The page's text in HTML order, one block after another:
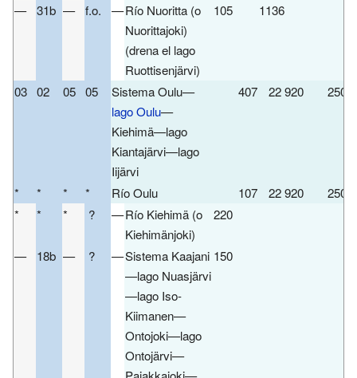
— 31b — f.o. —Río Nuoritta (o
Nuorittajoki)
(drena el lago
Ruottisenjärvi)
105 1136
03 02 05 05
Sistema Oulu—
lago Oulu—
Kiehimä—lago
Kiantajärvi—lago
Iijärvi
407 22 920 250
* * * * Río Oulu 107 22 920 250
*
* * ? —Río Kiehimä (o
Kiehimänjoki)
220
— 18b — ? —Sistema Kaajani
—lago Nuasjärvi
—lago Iso-
Kiimanen—
Ontojoki—lago
Ontojärvi—
150